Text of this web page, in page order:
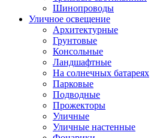
Шинопроводы
Уличное освещение
Архитектурные
Грунтовые
Консольные
Ландшафтные
На солнечных батареях
Парковые
Подводные
Прожекторы
Уличные
Уличные настенные